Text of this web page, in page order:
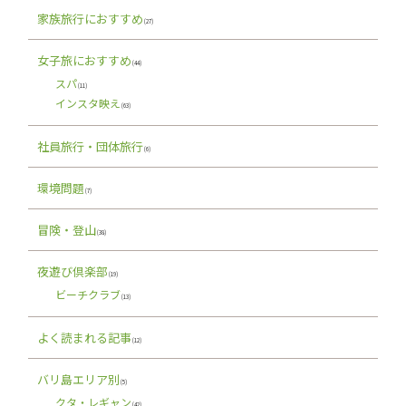
家族旅行におすすめ (27)
女子旅におすすめ (44)
スパ(11)
インスタ映え (63)
社員旅行・団体旅行(6)
環境問題 (7)
冒険・登山(38)
夜遊び倶楽部 (19)
ビーチクラブ(13)
よく読まれる記事(12)
バリ島エリア別 (5)
クタ・レギャン